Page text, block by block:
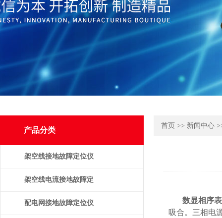
产品分类
架空线接地故障定位仪
架空线电流接地故障定
位仪
配电网接地故障定位仪
首页 >> 新闻中心
数显相序表
吸合。三相电